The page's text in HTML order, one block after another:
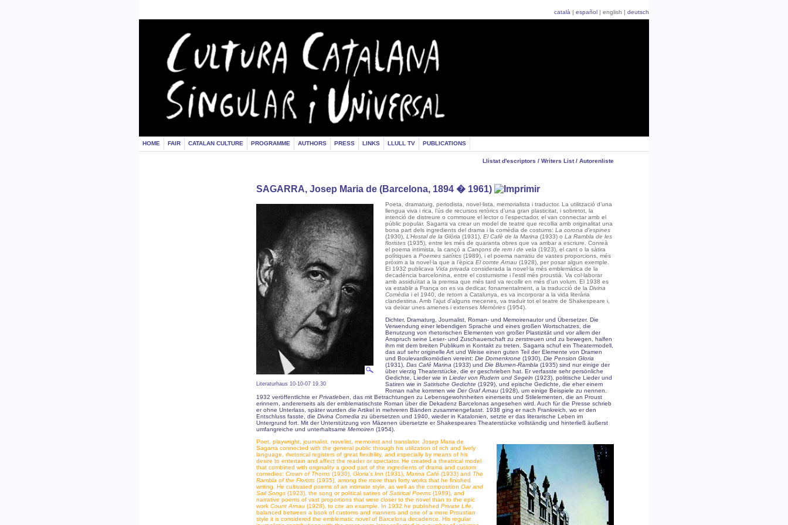
català | español | english | deutsch
HOME FAIR CATALAN CULTURE PROGRAMME AUTHORS PRESS LINKS LLULL TV PUBLICATIONS
Llistat d'escriptors / Writers List / Autorenliste
SAGARRA, Josep Maria de (Barcelona, 1894 � 1961)
Literaturhaus 10-10-07 19.30
Poeta, dramaturg, periodista, novel·lista, memorialista i traductor. La utilització d’una
llengua viva i rica, l’ús de recursos retòrics d’una gran plasticitat, i sobretot, la
intenció de distreure o commoure el lector o l’espectador, el van connectar amb el
públic popular. Sagarra va crear un model de teatre que recollia amb originalitat una
bona part dels ingredients del drama i la comèdia de costums: La corona d’espines
(1930), L’Hostal de la Glòria (1931), El Cafè de la Marina (1933) o La Rambla de les
floristes (1935), entre les més de quaranta obres que va arribar a escriure. Conreà
el poema intimista, la cançó a Cançons de rem i de vela (1923), el cant o la sàtira
polítiques a Poemes satírics (1989), i el poema narratiu de vastes proporcions, més
pròxim a la novel·la que a l’èpica El comte Arnau (1928), per posar algun exemple.
El 1932 publicava Vida privada considerada la novel·la més emblemàtica de la
decadència barcelonina, entre el costumisme i l’estil més proustià. Va col·laborar
amb assiduïtat a la premsa que més tard va recollir en més d’un volum. El 1938 es
va establir a França on es va dedicar, fonamentalment, a la traducció de la Divina
Comèdia i el 1940, de retorn a Catalunya, es va incorporar a la vida literària
clandestina. Amb l’ajut d’alguns mecenes, va traduir tot el teatre de Shakespeare i,
va deixar unes amenes i extenses Memòries (1954).
Dichter, Dramaturg, Journalist, Roman- und Memoirenautor und Übersetzer. Die
Verwendung einer lebendigen Sprache und eines großen Wortschatzes, die
Benutzung von rhetorischen Elementen von großer Plastizität und vor allem der
Anspruch seine Leser- und Zuschauerschaft zu zerstreuen und zu bewegen, halfen
ihm mit dem breiten Publikum in Kontakt zu treten. Sagarra schuf ein Theatermodell,
das auf sehr originelle Art und Weise einen guten Teil der Elemente von Dramen
und Boulevardkomödien vereint: Die Dornenkrone (1930), Die Pension Gloria
(1931), Das Café Marina (1933) und Die Blumen-Rambla (1935) sind nur einige der
über vierzig Theaterstücke, die er geschrieben hat. Er verfasste sehr persönliche
Gedichte, Lieder wie in Lieder von Rudern und Segeln (1923), politische Lieder und
Satiren wie in Satirische Gedichte (1929), und epische Gedichte, die eher einem
Roman nahe kommen wie Der Graf Arnau (1928), um einige Beispiele zu nennen.
1932 veröffentlichte erPrivatleben , das mit Betrachtungen zu Lebensgewohnheiten einerseits und Stilelementen, die an Proust
erinnern, andererseits als der emblematischste Roman über die Dekadenz Barcelonas angesehen wird. Auch für die Presse schrieb
er ohne Unterlass, später wurden die Artikel in mehreren Bänden zusammengefasst. 1938 ging er nach Frankreich, wo er den
Entschluss fasste, die Divina Comedia zu übersetzen und 1940, wieder in Katalonien, setzte er das literarische Leben im
Untergrund fort. Mit der Unterstützung von Mäzenen übersetzte er Shakespeares Theaterstücke vollständig und hinterließ äußerst
umfangreiche und unterhaltsame Memoiren (1954).
Poet, playwright, journalist, novelist, memoirist and translator. Josep Maria de
Sagarra connected with the general public through his utilization of rich and lively
language, rhetorical registers of great flexibility, and especially by means of his
desire to entertain and affect the reader or spectator. He created a theatrical model
that combined with originality a good part of the ingredients of drama and custom
comedies: Crown of Thorns (1930), Gloria’s Inn (1931), Marina Café (1933) and The
Rambla of the Florists (1935), among the more than forty works that he finished
writing. He cultivated poems of an intimate style, as well as the composition Oar and
Sail Songs (1923), the song or political satires of Satirical Poems (1989), and
narrative poems of vast proportions that were closer to the novel than to the epic
work Count Arnau (1928), to cite an example. In 1932 he published Private Life
balanced between a book of customs and manners and one of a more Proustian
style it is considered the emblematic novel of Barcelona decadence. His regular